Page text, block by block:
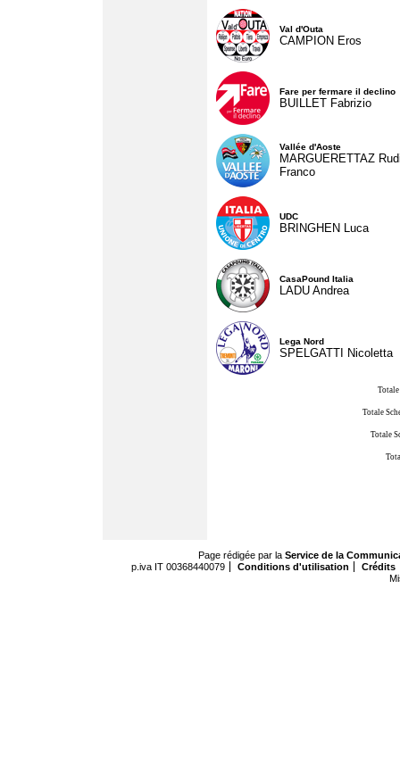
Val d'Outa
CAMPION Eros
Fare per fermare il declino
BUILLET Fabrizio
Vallée d'Aoste
MARGUERETTAZ
Franco
UDC
BRINGHEN Luca
CasaPound Italia
LADU Andrea
Lega Nord
SPELGATTI Nicoletta
Totale
Totale
Page rédigée par la Service de la
p.iva IT 00368440079
Conditions d'utilisation
Crédits